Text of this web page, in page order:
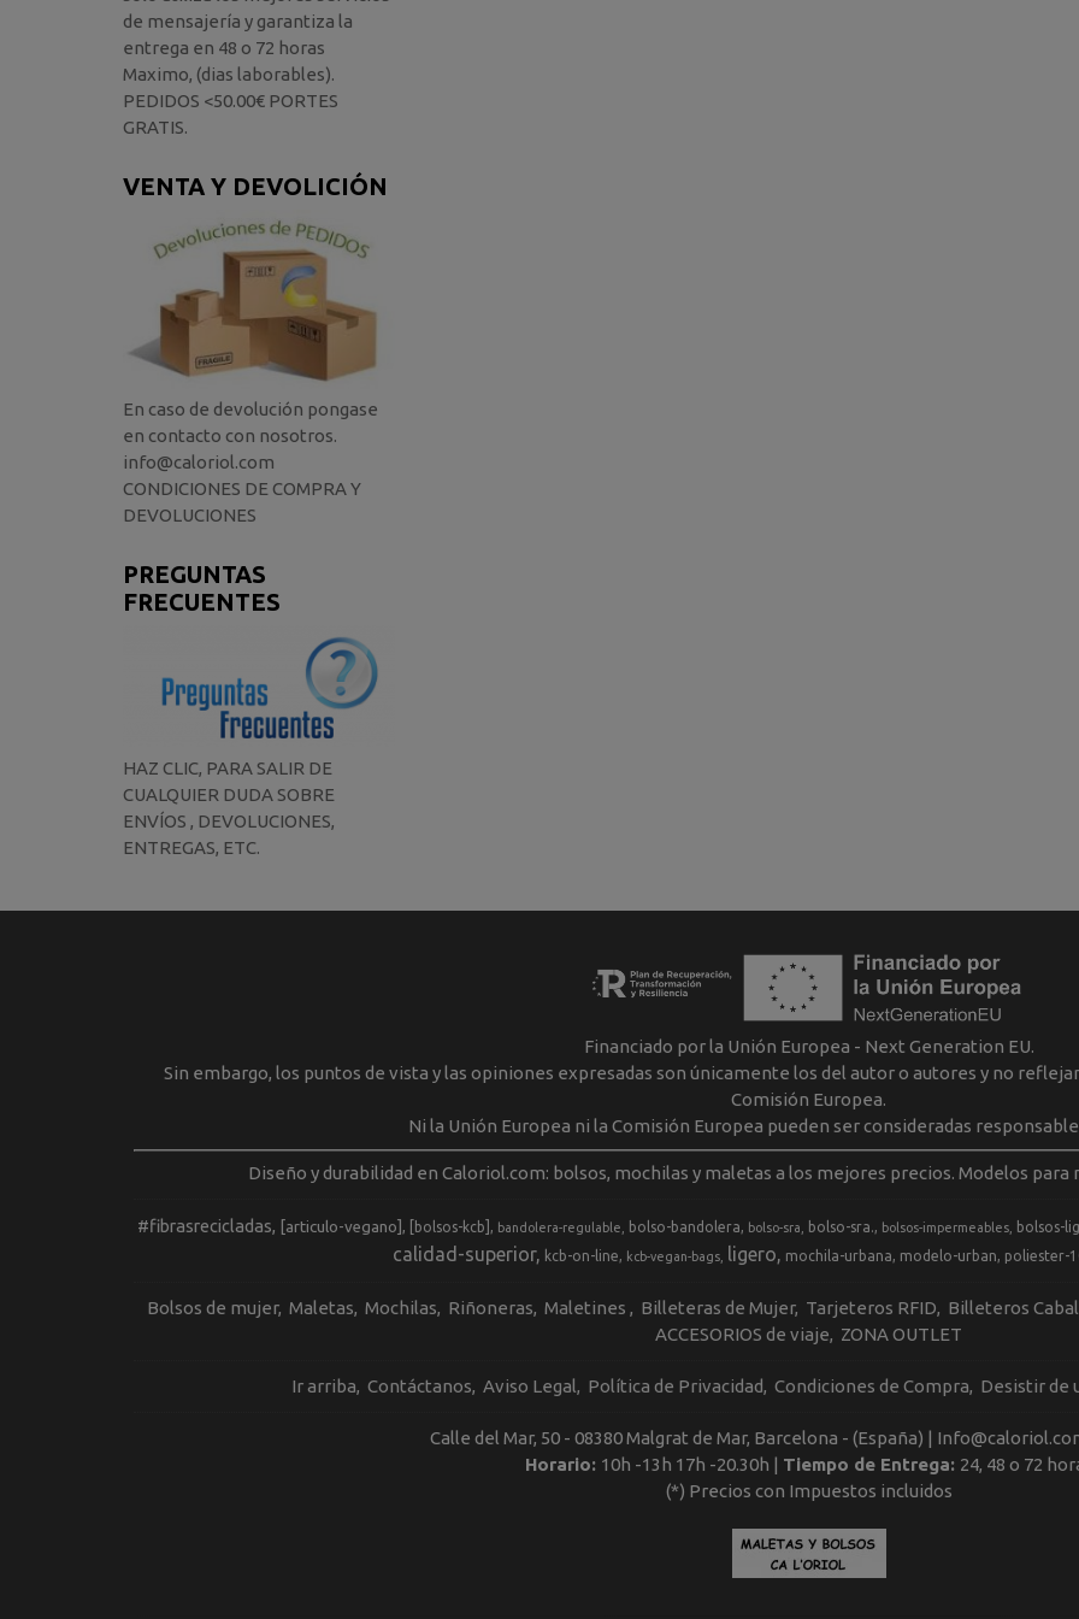
de mensajería y garantiza la
entrega en 48 o 72 horas
Maximo, (dias laborables).
PEDIDOS <50.00€ PORTES
GRATIS.
VENTA Y DEVOLICIÓN
En caso de devolución pongase
en contacto con nosotros.
info@caloriol.com
CONDICIONES DE COMPRA Y
DEVOLUCIONES
PREGUNTAS
FRECUENTES
HAZ CLIC, PARA SALIR DE
CUALQUIER DUDA SOBRE
ENVÍOS , DEVOLUCIONES,
ENTREGAS, ETC.
Financiado por la Unión Europea - Next Generation EU.
Sin embargo, los puntos de vista y las opiniones expresadas son únicamente los del autor o autores y no
Comisión Europea.
Ni la Unión Europea ni la Comisión Europea pueden ser consideradas
Diseño y durabilidad en Caloriol.com: bolsos, mochilas y maletas a los mejores precios. Modelos para
#fibrasrecicladas [articulo-vegano] [bolsos-kcb] bandolera-regulable bolso-bandolera bolso-sra bolso-sra. bolsos-impermeables bolsos-
calidad-superior
kcb-on-line kcb-vegan-bags ligero mochila-urbana modelo-urban poliester-
Bolsos de mujer Maletas Mochilas Riñoneras Maletines Billeteras de Mujer Tarjeteros RFID Billeteros
ACCESORIOS de viaje ZONA OUTLET
Ir arriba Contáctanos Aviso Legal Política de Privacidad Condiciones de Compra Desistir de
Calle del Mar, 50 - 08380 Malgrat de Mar, Barcelona - (España) |
Horario: 10h -13h 17h -20.30h | Tiempo de Entrega: 24, 48 o 72
(*) Precios con Impuestos incluidos